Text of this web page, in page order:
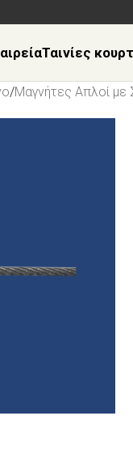
Ταινίες
/Μαγνήτες Απλοί με